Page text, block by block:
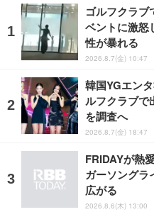
ゴルフクラブ
ベントに激怒
性が暴れる
2026.8.7(金) 10:47
韓国YGエン
ルフクラブで
を調査へ
2026.8.7(金) 18:47
FRIDAYが熱
ガーソングラ
広がる
2026.8.6(木) 13:00